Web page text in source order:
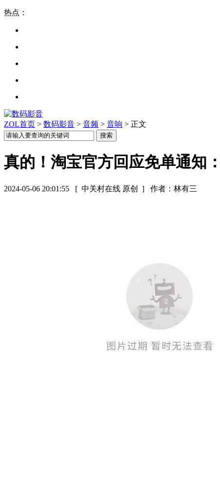
热点：
ZOL首页 > 数码影音 > 音频 > 音响 > 正文
真的！淘宝官方回应免单通知
2024-05-06 20:01:55 [ 中关村在线 原创 ] 作者：林有三